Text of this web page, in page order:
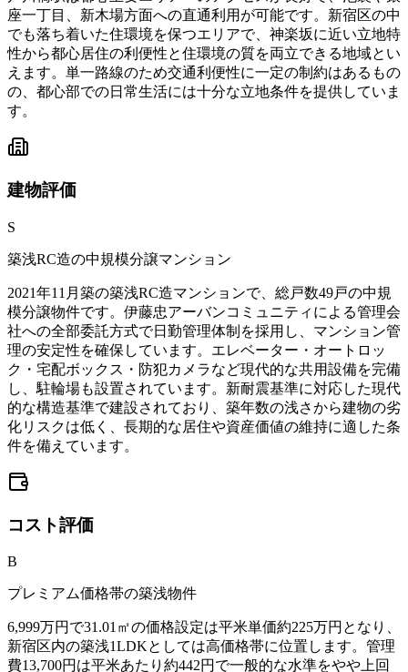
座一丁目、新木場方面への直通利用が可能です。新宿区の中
でも落ち着いた住環境を保つエリアで、神楽坂に近い立地特
性から都心居住の利便性と住環境の質を両立できる地域とい
えます。単一路線のため交通利便性に一定の制約はあるもの
の、都心部での日常生活には十分な立地条件を提供していま
す。
建物評価
S
築浅RC造の中規模分譲マンション
2021年11月築の築浅RC造マンションで、総戸数49戸の中規
模分譲物件です。伊藤忠アーバンコミュニティによる管理会
社への全部委託方式で日勤管理体制を採用し、マンション管
理の安定性を確保しています。エレベーター・オートロッ
ク・宅配ボックス・防犯カメラなど現代的な共用設備を完備
し、駐輪場も設置されています。新耐震基準に対応した現代
的な構造基準で建設されており、築年数の浅さから建物の劣
化リスクは低く、長期的な居住や資産価値の維持に適した条
件を備えています。
コスト評価
B
プレミアム価格帯の築浅物件
6,999万円で31.01㎡の価格設定は平米単価約225万円となり、
新宿区内の築浅1LDKとしては高価格帯に位置します。管理
費13,700円は平米あたり約442円で一般的な水準をやや上回